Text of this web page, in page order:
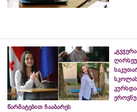
წარმატებით ჩააბარეს